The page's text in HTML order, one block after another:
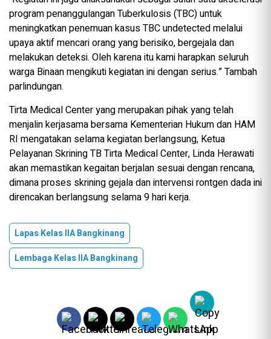
program penanggulangan Tuberkulosis (TBC) untuk
meningkatkan penemuan kasus TBC undetected melalui
upaya aktif mencari orang yang berisiko, bergejala dan
melakukan deteksi. Oleh karena itu kami harapkan seluruh
warga Binaan mengikuti kegiatan ini dengan serius.” Tambah
parlindungan.
Tirta Medical Center yang merupakan pihak yang telah
menjalin kerjasama bersama Kementerian Hukum dan HAM
RI mengatakan selama kegiatan berlangsung, Ketua
Pelayanan Skrining TB Tirta Medical Center, Linda Herawati
akan memastikan kegaitan berjalan sesuai dengan rencana,
dimana proses skrining gejala dan intervensi rontgen dada ini
direncakan berlangsung selama 9 hari kerja.
Lapas Kelas IIA Bangkinang
Lembaga Kelas IIA Bangkinang